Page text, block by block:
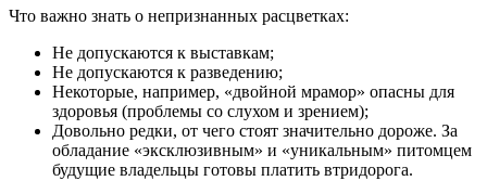
Что важно знать о непризнанных расцветках:
Не допускаются к выставкам;
Не допускаются к разведению;
Некоторые, например, «двойной мрамор» опасны для
здоровья (проблемы со слухом и зрением);
Довольно редки, от чего стоят значительно дороже. За
обладание «эксклюзивным» и «уникальным» питомцем
будущие владельцы готовы платить втридорога.